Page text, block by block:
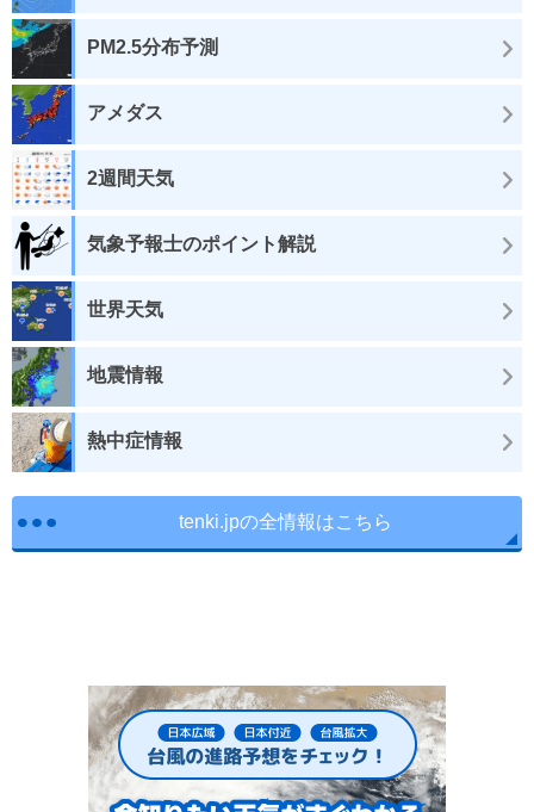
PM2.5分布予測
アメダス
2週間天気
気象予報士のポイント解説
世界天気
地震情報
熱中症情報
tenki.jpの全情報はこちら